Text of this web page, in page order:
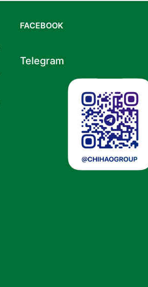
FACEBOOK
Telegram